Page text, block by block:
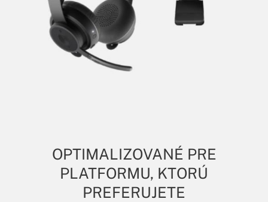
OPTIMALIZOVANÉ PRE
PLATFORMU, KTORÚ
PREFERUJETE